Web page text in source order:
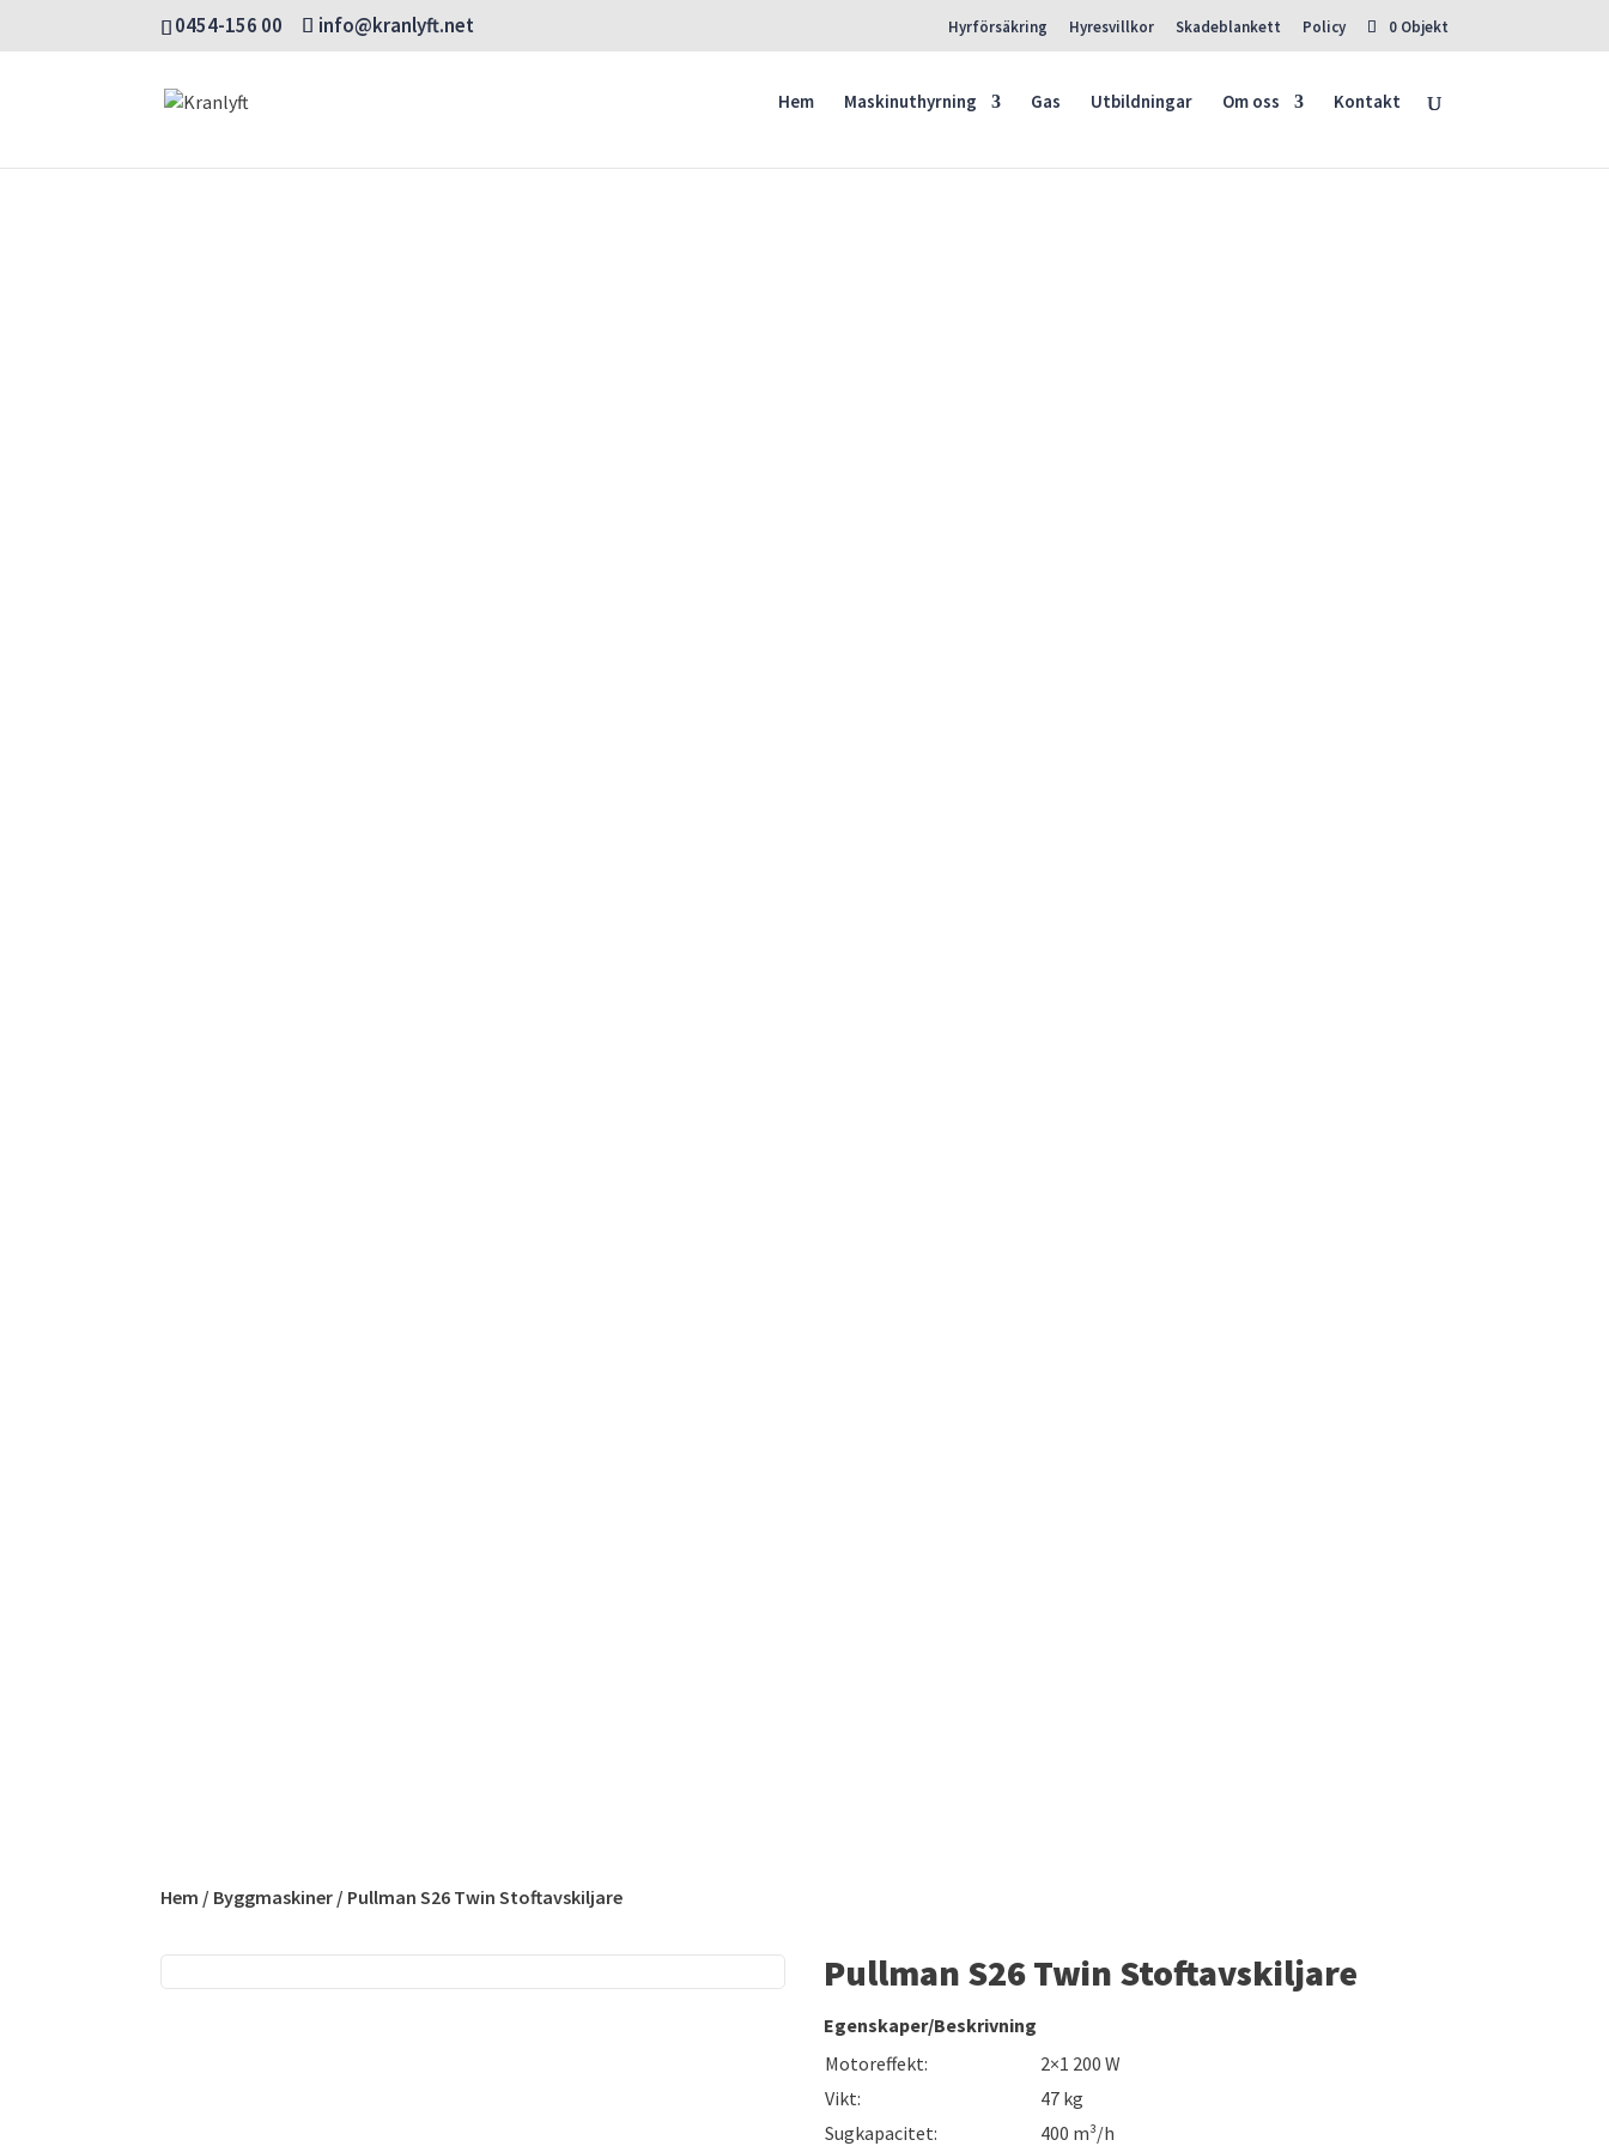
0454-156 00 info@kranlyft.net Hyrförsäkring Hyresvillkor Skadeblankett Policy 0 Objekt
Hem Maskinuthyrning Gas Utbildningar Om oss Kontakt
Hem / Byggmaskiner / Pullman S26 Twin Stoftavskiljare
Pullman S26 Twin Stoftavskiljare
Egenskaper/Beskrivning
Motoreffekt:
2×1 200 W
Vikt:
47 kg
Sugkapacitet:
400 m³/h